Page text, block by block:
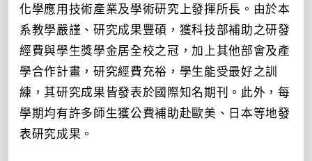
化學應用技術產業及學術研究上發揮所長。由於本
系教學嚴謹、研究成果豐碩，獲科技部補助之研發
經費與學生獎學金居全校之冠，加上其他部會及產
學合作計畫，研究經費充裕，學生能受最好之訓
練，其研究成果皆發表於國際知名期刊。此外，每
學期均有許多師生獲公費補助赴歐美、日本等地發
表研究成果。